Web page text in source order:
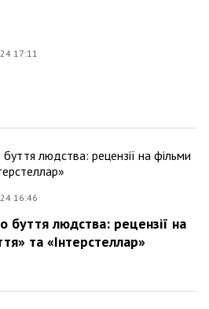
17:11
16:46
буття людства: рецензії на
та «Інтерстеллар»